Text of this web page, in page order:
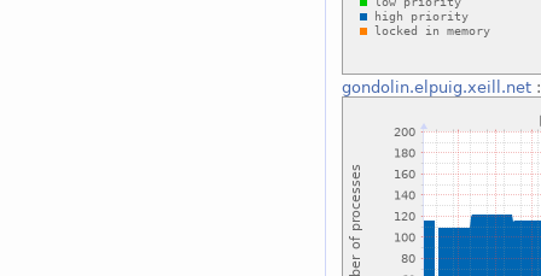
gondolin.elpuig.xeill.net